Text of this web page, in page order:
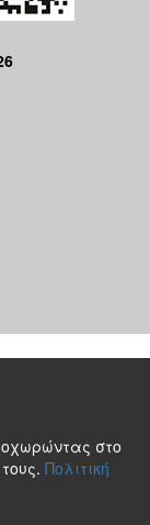
στο
Πολιτική